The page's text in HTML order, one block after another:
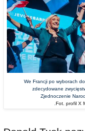
We Francji po wyborach
zdecydowane
Zjednoczenie
Fot. profil X